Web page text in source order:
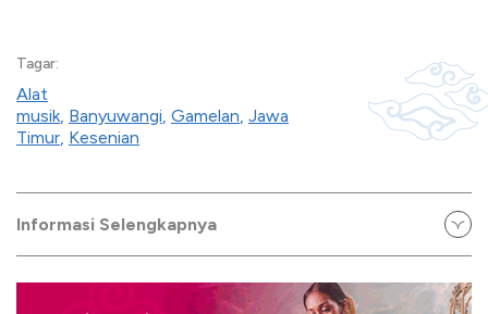
Tagar:
Alat
musik, Banyuwangi, Gamelan, Jawa
Timur, Kesenian
Informasi Selengkapnya